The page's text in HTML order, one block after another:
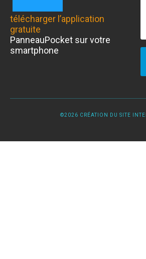
télécharger l’application
gratuite
PanneauPocket sur votre
smartphone
©2026 CRÉATION DU SITE